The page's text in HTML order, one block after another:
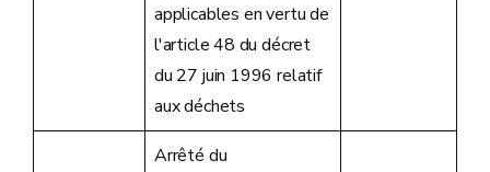
applicables en vertu de
l'article 48 du décret
du 27 juin 1996 relatif
aux déchets
Arrêté du